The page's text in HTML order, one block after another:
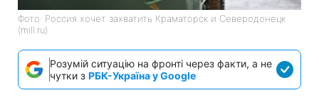
Фото: Россия хочет захватить Краматорск и Северодонецк
(mill.ru)
Розумій ситуацію на фронті через факти, а не
чутки з РБК-Україна у Google